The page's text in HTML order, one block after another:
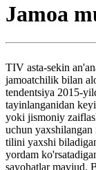
Jamoa
TIV asta-sekin
jamoatchilik bilan
tendentsiya 2015-
tayinlanganidan
yoki jismoniy
uchun
tilini yaxshi
yordam
sayohatlar mavjud.